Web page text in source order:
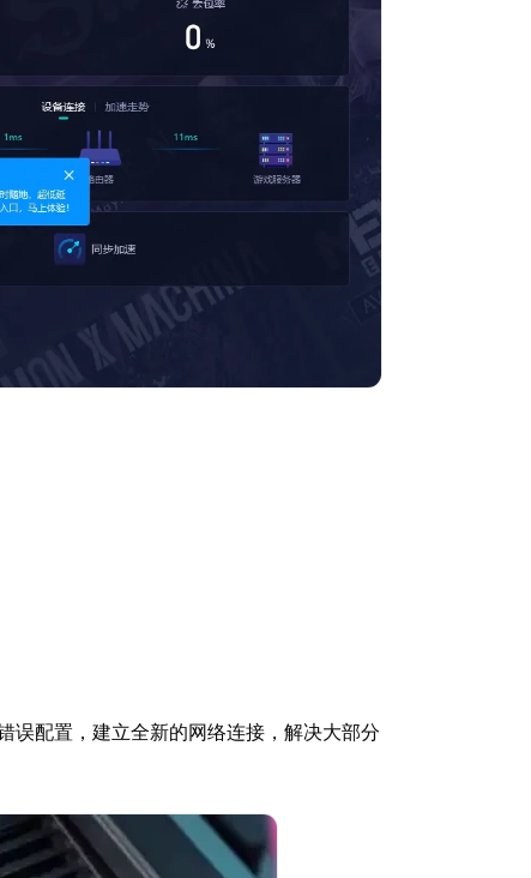
误配置，建立全新的网络连接，解决大部分